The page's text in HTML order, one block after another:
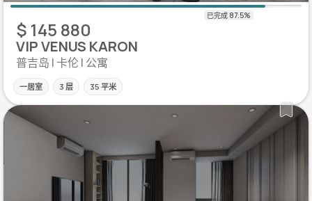
$ 145 880
VIP VENUS KARON
普吉岛 | 卡伦 | 公寓
一居室 3 层 35 平米